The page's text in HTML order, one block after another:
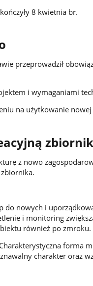
8 kwietnia br.
przeprowadził
i wymaganiami
na użytkowanie
z nowo
do nowych i
i monitoring
również po zmroku.
forma
charakter oraz